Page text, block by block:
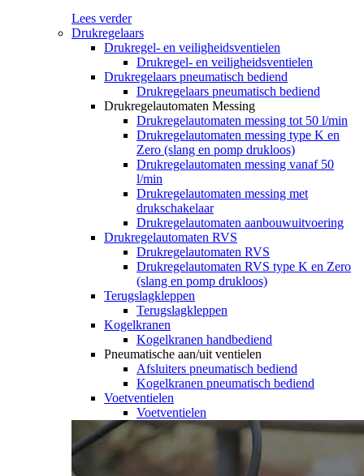
Lees verder
Drukregelaars
Drukregel- en veiligheidsventielen
Drukregel- en veiligheidsventielen
Drukregelaars pneumatisch bediend
Drukregelaars pneumatisch bediend
Drukregelautomaten Messing
Drukregelautomaten messing tot 50 l/min
Drukregelautomaten messing type K en
Zero (slang en pomp drukloos)
Drukregelautomaten messing vanaf 50
l/min
Drukregelautomaten messing met
drukschakelaar
Drukregelautomaten aanbouwuitvoering
Drukregelautomaten RVS
Drukregelautomaten RVS
Drukregelautomaten RVS type K en Zero
(slang en pomp drukloos)
Terugslagkleppen
Terugslagkleppen
Kogelkranen
Kogelkranen handbediend
Pneumatische aan/uit ventielen
Afsluiters pneumatisch bediend
Kogelkranen pneumatisch bediend
Voetventielen
Voetventielen